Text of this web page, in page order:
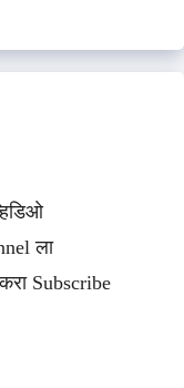
ला
Subscribe